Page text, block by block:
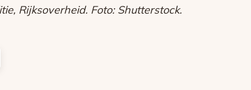
Rijksoverheid. Foto: Shutterstock.